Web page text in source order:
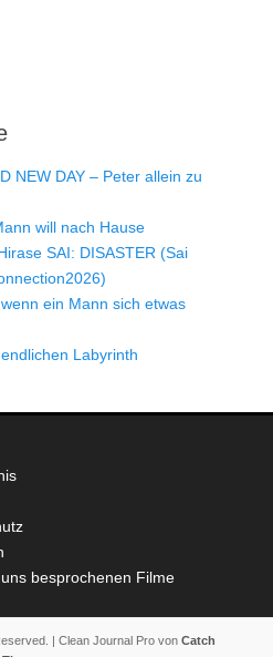
NEW DAY – Peter allein zu
will nach Hause
SAI: DISASTER (Sai
ein Mann sich etwas
Labyrinth
besprochenen Filme
| Clean Journal Pro von Catch